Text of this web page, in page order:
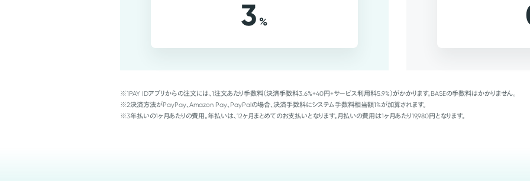
3 %
※1PAY IDアプリからの注文には、1注文あたり手数料（決済手数料3.6%+40円+サービス利用料5.9%）がかかります。BASEの手数料はかかりません。
※2決済方法がPayPay、Amazon Pay、PayPalの場合、決済手数料にシステム手数料相当額1%が加算されます。
※3年払いの1ヶ月あたりの費用。年払いは、12ヶ月まとめてのお支払いとなります。月払いの費用は1ヶ月あたり19,980円となります。